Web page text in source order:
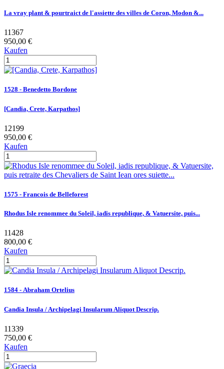
La vray plant & pourtraict de l'assiette des villes de Coron, Modon &...
11367
950,00 €
Kaufen
1528 - Benedetto Bordone
[Candia, Crete, Karpathos]
12199
950,00 €
Kaufen
1575 - Francois de Belleforest
Rhodus Isle renommee du Soleil, iadis republique, & Vatuersite, puis...
11428
800,00 €
Kaufen
1584 - Abraham Ortelius
Candia Insula / Archipelagi Insularum Aliquot Descrip.
11339
750,00 €
Kaufen